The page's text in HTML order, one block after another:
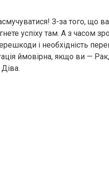
З-за того, що
успіху там. А з часом
і необхідність
ймовірна, якщо ви —